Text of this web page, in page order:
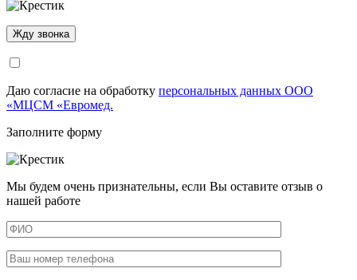
Даю согласие на обработку персональных данных ООО
«МЦСМ «Евромед.
Заполните форму
Мы будем очень признательны, если Вы оставите отзыв о
нашей работе